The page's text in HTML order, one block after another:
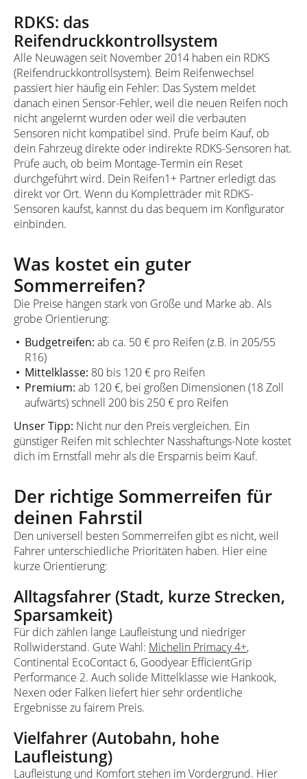
RDKS: das
Reifendruckkontrollsystem
Alle Neuwagen seit November 2014 haben ein RDKS
(Reifendruckkontrollsystem). Beim Reifenwechsel
passiert hier häufig ein Fehler: Das System meldet
danach einen Sensor-Fehler, weil die neuen Reifen noch
nicht angelernt wurden oder weil die verbauten
Sensoren nicht kompatibel sind. Prüfe beim Kauf, ob
dein Fahrzeug direkte oder indirekte RDKS-Sensoren hat.
Prüfe auch, ob beim Montage-Termin ein Reset
durchgeführt wird. Dein Reifen1+ Partner erledigt das
direkt vor Ort. Wenn du Kompletträder mit RDKS-
Sensoren kaufst, kannst du das bequem im Konfigurator
einbinden.
Was kostet ein guter
Sommerreifen?
Die Preise hängen stark von Größe und Marke ab. Als
grobe Orientierung:
Budgetreifen: ab ca. 50 € pro Reifen (z.B. in 205/55
R16)
Mittelklasse: 80 bis 120 € pro Reifen
Premium: ab 120 €, bei großen Dimensionen (18 Zoll
aufwärts) schnell 200 bis 250 € pro Reifen
Unser Tipp: Nicht nur den Preis vergleichen. Ein
günstiger Reifen mit schlechter Nasshaftungs-Note kostet
dich im Ernstfall mehr als die Ersparnis beim Kauf.
Der richtige Sommerreifen für
deinen Fahrstil
Den universell besten Sommerreifen gibt es nicht, weil
Fahrer unterschiedliche Prioritäten haben. Hier eine
kurze Orientierung:
Alltagsfahrer (Stadt, kurze Strecken,
Sparsamkeit)
Für dich zählen lange Laufleistung und niedriger
Rollwiderstand. Gute Wahl: Michelin Primacy 4+,
Continental EcoContact 6, Goodyear EfficientGrip
Performance 2. Auch solide Mittelklasse wie Hankook,
Nexen oder Falken liefert hier sehr ordentliche
Ergebnisse zu fairem Preis.
Vielfahrer (Autobahn, hohe
Laufleistung)
Laufleistung und Komfort stehen im Vordergrund. Hier